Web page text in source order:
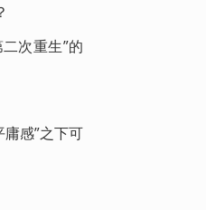
次重生”的
感”之下可